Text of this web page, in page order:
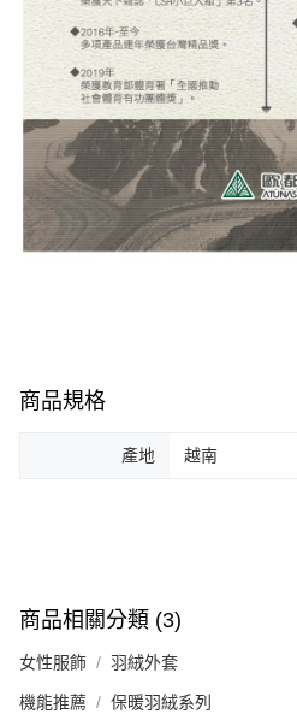
商品規格
產地 越南
商品相關分類 (3)
女性服飾 羽絨外套
機能推薦 保暖羽絨系列